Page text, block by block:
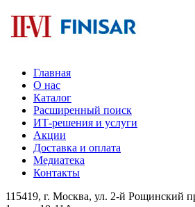
Главная
О нас
Каталог
Расширенный поиск
ИТ-решения и услуги
Акции
Доставка и оплата
Медиатека
Контакты
115419, г. Москва, ул. 2-й Рощинский